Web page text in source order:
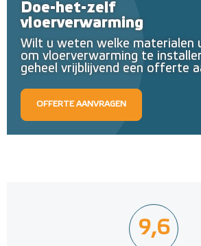
Doe-het-zelf
vloerverwarming
Wilt u weten welke materialen
om vloerverwarming te
geheel vrijblijvend een offerte
OFFERTE AANVRAGEN
9,6